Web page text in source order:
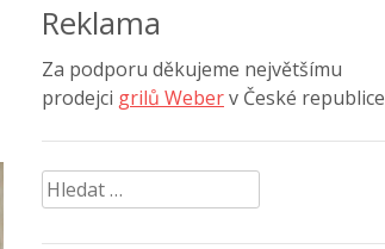
Reklama
Za podporu děkujeme největšímu
prodejci grilů Weberv České republice
Vyhledávání